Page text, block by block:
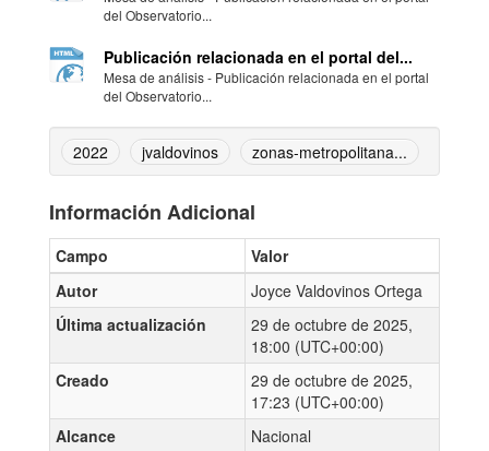
del Observatorio...
Publicación relacionada en el portal del...
Mesa de análisis - Publicación relacionada en el portal
del Observatorio...
2022 jvaldovinos zonas-metropolitana...
Información Adicional
Campo
Valor
Autor
Joyce Valdovinos Ortega
Última actualización
29 de octubre de 2025,
18:00 (UTC+00:00)
Creado
29 de octubre de 2025,
17:23 (UTC+00:00)
Alcance
Nacional